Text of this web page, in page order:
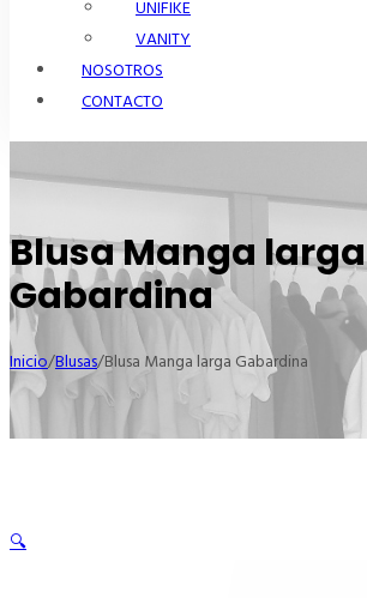
UNIFIKE
VANITY
NOSOTROS
CONTACTO
Blusa Manga larga
Gabardina
Inicio/Blusas/Blusa Manga larga Gabardina
🔍